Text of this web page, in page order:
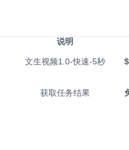
说明
文生视频1.0-快速-5秒
获取任务结果